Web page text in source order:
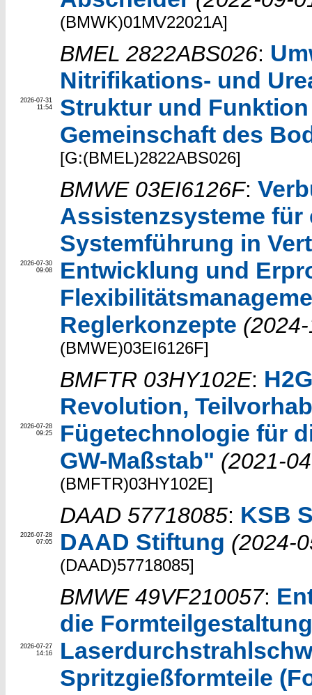
(BMWK)01MV22021A]
2026-07-31
11:54
BMEL 2822ABS026:
Nitrifikations- und
Struktur und
Gemeinschaft des
[G:(BMEL)2822ABS026]
2026-07-30
09:08
BMWE 03EI6126F:
Assistenzsysteme
Systemführung in
Entwicklung und
Reglerkonzepte
(BMWE)03EI6126F]
2026-07-28
09:25
BMFTR 03HY102E:
Revolution,
Fügetechnologie für
GW-Maßstab" (2021-
(BMFTR)03HY102E]
2026-07-28
07:05
DAAD 57718085: KSB
DAAD Stiftung (2024-
(DAAD)57718085]
2026-07-27
14:16
BMWE 49VF210057:
die
Spritzgießformteile